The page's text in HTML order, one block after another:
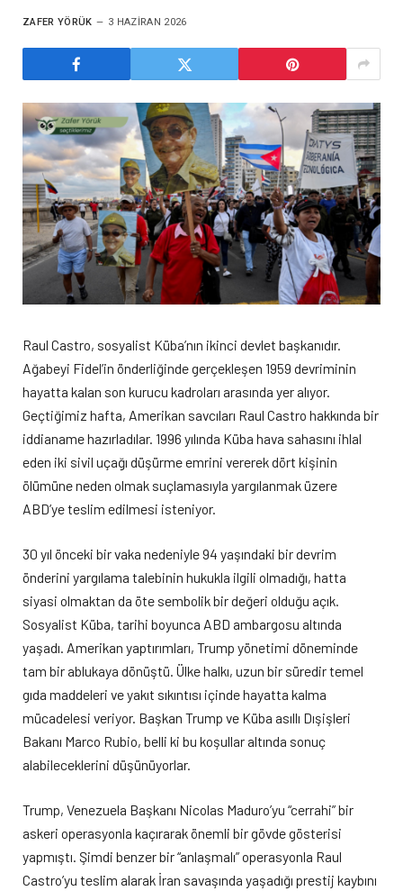
ZAFER YÖRÜK 3 HAZIRAN 2026
Raul Castro, sosyalist Küba’nın ikinci devlet başkanıdır.
Ağabeyi Fidel’in önderliğinde gerçekleşen 1959 devriminin
hayatta kalan son kurucu kadroları arasında yer alıyor.
Geçtiğimiz hafta, Amerikan savcıları Raul Castro hakkında bir
iddianame hazırladılar. 1996 yılında Küba hava sahasını ihlal
eden iki sivil uçağı düşürme emrini vererek dört kişinin
ölümüne neden olmak suçlamasıyla yargılanmak üzere
ABD’ye teslim edilmesi isteniyor.
30 yıl önceki bir vaka nedeniyle 94 yaşındaki bir devrim
önderini yargılama talebinin hukukla ilgili olmadığı, hatta
siyasi olmaktan da öte sembolik bir değeri olduğu açık.
Sosyalist Küba, tarihi boyunca ABD ambargosu altında
yaşadı. Amerikan yaptırımları, Trump yönetimi döneminde
tam bir ablukaya dönüştü. Ülke halkı, uzun bir süredir temel
gıda maddeleri ve yakıt sıkıntısı içinde hayatta kalma
mücadelesi veriyor. Başkan Trump ve Küba asıllı Dışişleri
Bakanı Marco Rubio, belli ki bu koşullar altında sonuç
alabileceklerini düşünüyorlar.
Trump, Venezuela Başkanı Nicolas Maduro’yu “cerrahi” bir
askeri operasyonla kaçırarak önemli bir gövde gösterisi
yapmıştı. Şimdi benzer bir “anlaşmalı” operasyonla Raul
Castro’yu teslim alarak İran savaşında yaşadığı prestij kaybını